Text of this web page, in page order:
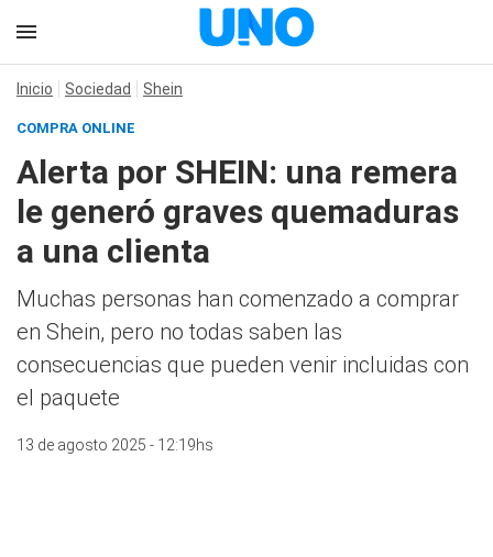
Inicio Sociedad Shein
COMPRA ONLINE
Alerta por SHEIN: una remera
le generó graves quemaduras
a una clienta
Muchas personas han comenzado a comprar
en Shein, pero no todas saben las
consecuencias que pueden venir incluidas con
el paquete
13 de agosto 2025 - 12:19hs